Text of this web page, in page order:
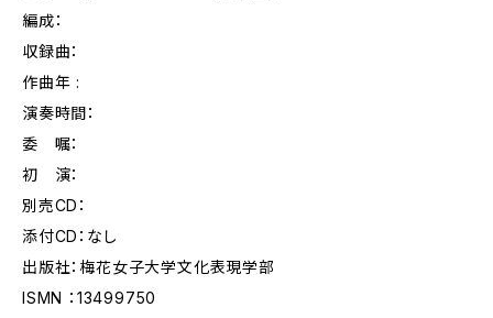
編成：
収録曲：
作曲年 :
演奏時間：
委 嘱：
初 演：
別売CD：
添付CD：なし
出版社：梅花女子大学文化表現学部
ISMN ：13499750